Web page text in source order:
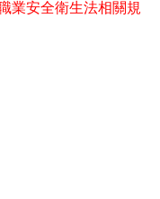
業安全衛生法相關規